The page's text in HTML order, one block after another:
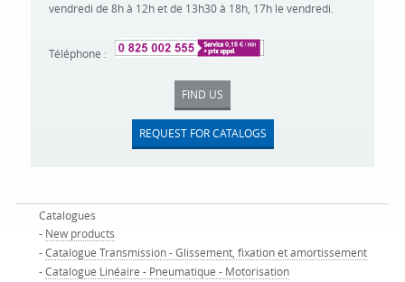
vendredi de 8h à 12h et de 13h30 à 18h, 17h le vendredi.
Téléphone :
FIND US
REQUEST FOR CATALOGS
Catalogues
- New products
-Catalogue Transmission - Glissement, fixation et amortissement
-Catalogue Linéaire - Pneumatique - Motorisation